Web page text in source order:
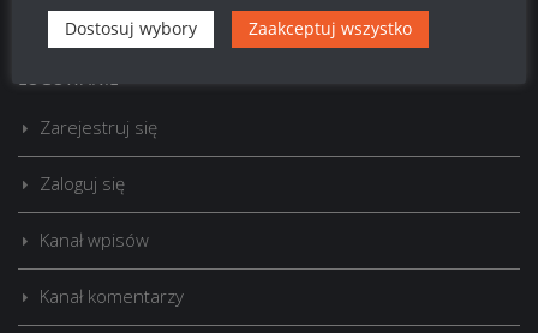
LOGOWANIE
Zarejestruj się
Zaloguj się
Kanał wpisów
Kanał komentarzy
Dostosuj wybory Zaakceptuj wszystko